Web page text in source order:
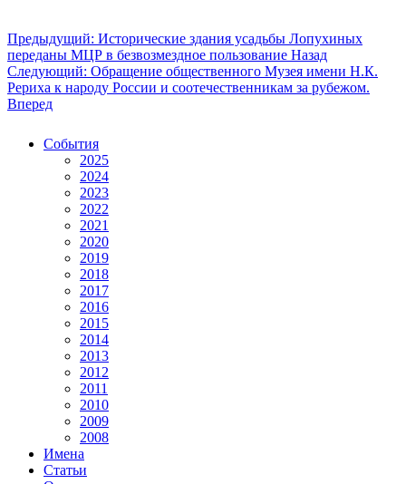
Предыдущий: Исторические здания усадьбы Лопухиных
переданы МЦР в безвозмездное пользование Назад
Следующий: Обращение общественного Музея имени Н.К.
Рериха к народу России и соотечественникам за рубежом.
Вперед
События
2025
2024
2023
2022
2021
2020
2019
2018
2017
2016
2015
2014
2013
2012
2011
2010
2009
2008
Имена
Статьи